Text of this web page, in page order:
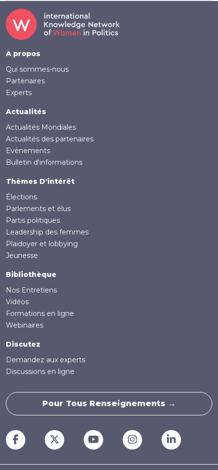
Footer
A propos
Qui sommes-nous
Partenaires
Experts
Actualités
Actualités Mondiales
Actualités des partenaires
Evènements
Bulletin d'informations
Thèmes D'intérêt
Élections
Parlements et élus
Partis politiques
Leadership des femmes
Plaidoyer et lobbying
Jeunesse
Bibliothèque
Nos Entretiens
Vidéos
Formations en ligne
Webinaires
Discutez
Demandez aux experts
Discussions en ligne
Pour Tous Renseignements →